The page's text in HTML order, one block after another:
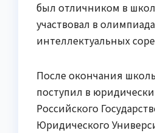
был отличником в
участвовал в
интеллектуальных
После окончания
поступил в
Российского
Юридического